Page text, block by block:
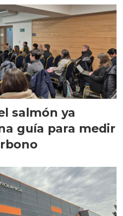
salmón ya
guía para medir